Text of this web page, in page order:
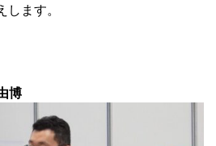
ます。
博